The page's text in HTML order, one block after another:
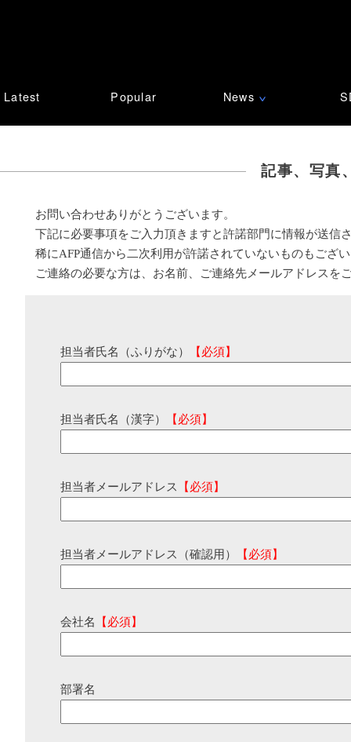
Latest Popular News ∨
記事、写真
お問い合わせありがとうございます。
下記に必要事項をご入力頂きますと許諾部門に情報が送信
稀にAFP通信から二次利用が許諾されていないものもござ
ご連絡の必要な方は、お名前、ご連絡先メールアドレスを
担当者氏名（ふりがな） 【必須】
担当者氏名（漢字） 【必須】
担当者メールアドレス 【必須】
担当者メールアドレス（確認用） 【必須】
会社名 【必須】
部署名